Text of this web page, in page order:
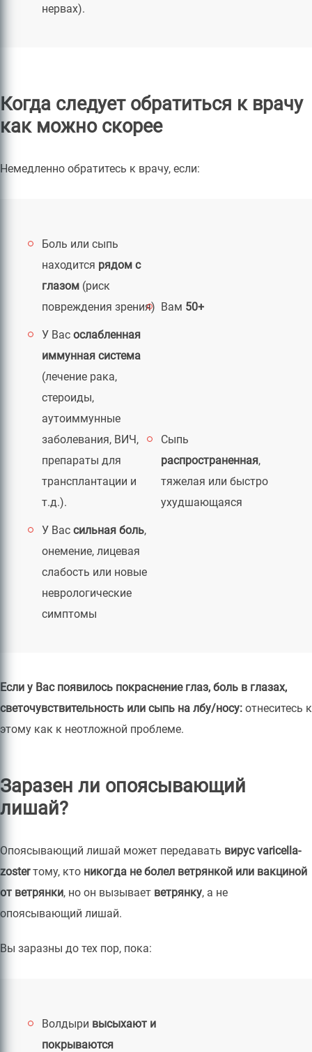
нервах).
Когда следует обратиться к врачу
как можно скорее
Немедленно обратитесь к врачу, если:
Боль или сыпь
находится рядом с
глазом (риск
повреждения зрения) Вам 50+
У Вас ослабленная
иммунная система
(лечение рака,
стероиды,
аутоиммунные
заболевания, ВИЧ,
препараты для
трансплантации и
т.д.).
Сыпь
распространенная,
тяжелая или быстро
ухудшающаяся
У Вас сильная боль,
онемение, лицевая
слабость или новые
неврологические
симптомы
Если у Вас появилось покраснение глаз, боль в глазах,
светочувствительность или сыпь на лбу/носу: отнеситесь к
этому как к неотложной проблеме.
Заразен ли опоясывающий
лишай?
Опоясывающий лишай может передавать вирус varicella-
zosterтому, кто никогда не болел ветрянкой или вакциной
от ветрянки, но он вызывает ветрянку, а не
опоясывающий лишай.
Вы заразны до тех пор, пока:
Волдыри высыхают и
покрываются